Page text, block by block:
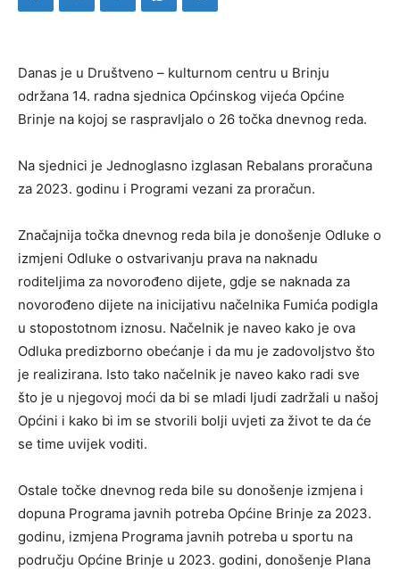
Danas je u Društveno – kulturnom centru u Brinju
održana 14. radna sjednica Općinskog vijeća Općine
Brinje na kojoj se raspravljalo o 26 točka dnevnog reda.
Na sjednici je Jednoglasno izglasan Rebalans proračuna
za 2023. godinu i Programi vezani za proračun.
Značajnija točka dnevnog reda bila je donošenje Odluke o
izmjeni Odluke o ostvarivanju prava na naknadu
roditeljima za novorođeno dijete, gdje se naknada za
novorođeno dijete na inicijativu načelnika Fumića podigla
u stopostotnom iznosu. Načelnik je naveo kako je ova
Odluka predizborno obećanje i da mu je zadovoljstvo što
je realizirana. Isto tako načelnik je naveo kako radi sve
što je u njegovoj moći da bi se mladi ljudi zadržali u našoj
Općini i kako bi im se stvorili bolji uvjeti za život te da će
se time uvijek voditi.
Ostale točke dnevnog reda bile su donošenje izmjena i
dopuna Programa javnih potreba Općine Brinje za 2023.
godinu, izmjena Programa javnih potreba u sportu na
području Općine Brinje u 2023. godini, donošenje Plana